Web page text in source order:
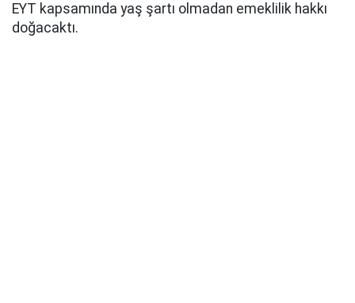
EYT kapsamında yaş şartı olmadan emeklilik hakkı
doğacaktı.